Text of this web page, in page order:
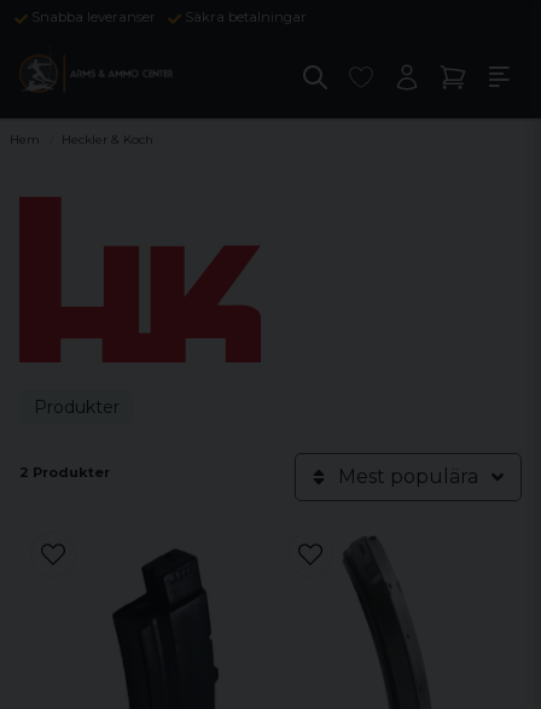
Snabba leveranser Säkra betalningar
Hem Heckler & Koch
Produkter
2 Produkter Mest populära